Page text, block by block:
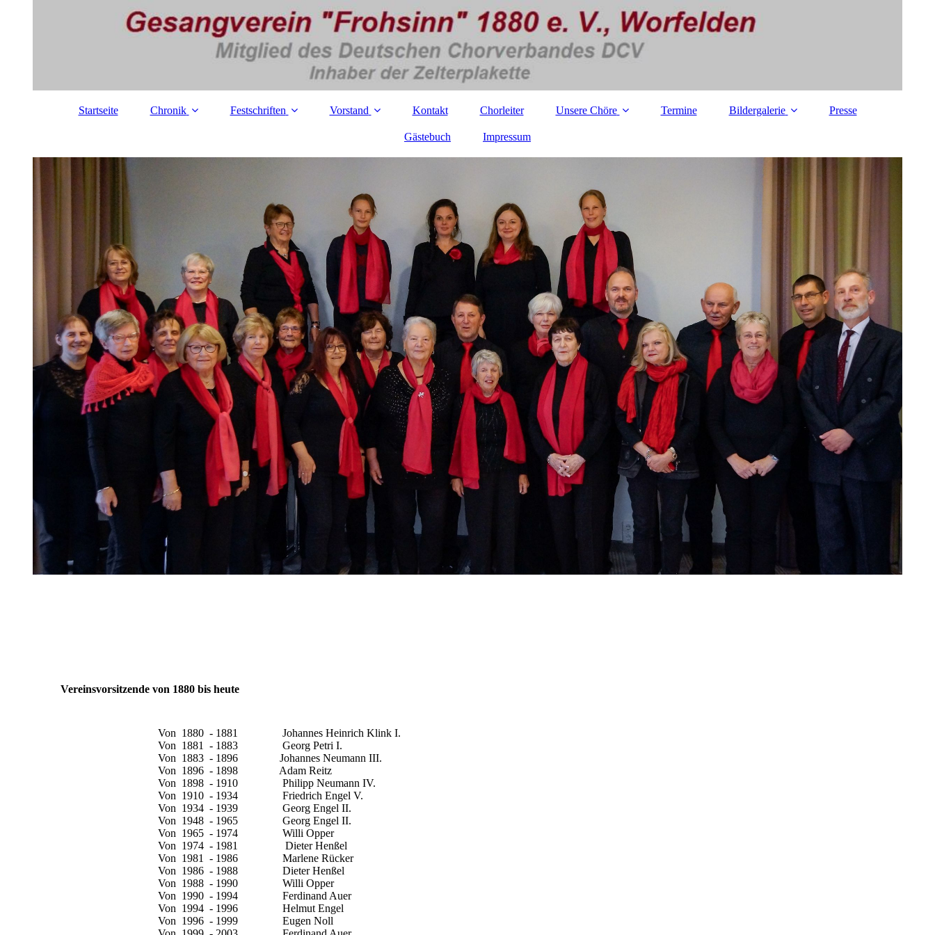
Startseite Chronik Festschriften Vorstand Kontakt Chorleiter Unsere Chöre Termine Bildergalerie Presse
Gästebuch Impressum
Vereinsvorsitzende von 1880 bis heute
Von 1880 - 1881 Johannes Heinrich Klink I.
Von 1881 - 1883 Georg Petri I.
Von 1883 - 1896 Johannes Neumann III.
Von 1896 - 1898 Adam Reitz
Von 1898 - 1910 Philipp Neumann IV.
Von 1910 - 1934 Friedrich Engel V.
Von 1934 - 1939 Georg Engel II.
Von 1948 - 1965 Georg Engel II.
Von 1965 - 1974 Willi Opper
Von 1974 - 1981 Dieter Henßel
Von 1981 - 1986 Marlene Rücker
Von 1986 - 1988 Dieter Henßel
Von 1988 - 1990 Willi Opper
Von 1990 - 1994 Ferdinand Auer
Von 1994 - 1996 Helmut Engel
Von 1996 - 1999 Eugen Noll